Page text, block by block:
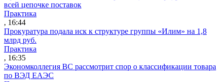
всей цепочке поставок
Практика
, 16:44
Прокуратура подала иск к структуре группы «Илим» на 1,8
млрд руб.
Практика
, 16:35
Экономколлегия ВС рассмотрит спор о классификации товара
по ВЭД ЕАЭС